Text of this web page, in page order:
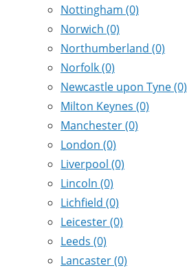
Nottingham (0)
Norwich (0)
Northumberland (0)
Norfolk(0)
Newcastle upon Tyne(0)
Milton Keynes (0)
Manchester(0)
London (0)
Liverpool (0)
Lincoln (0)
Lichfield (0)
Leicester(0)
Leeds (0)
Lancaster(0)